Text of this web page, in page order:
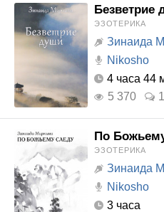
Безветрие
ЭЗОТЕРИКА
Зинаида
Nikosho
4 часа 44
5 370
1
По
ЭЗОТЕРИКА
Зинаида
Nikosho
3 часа